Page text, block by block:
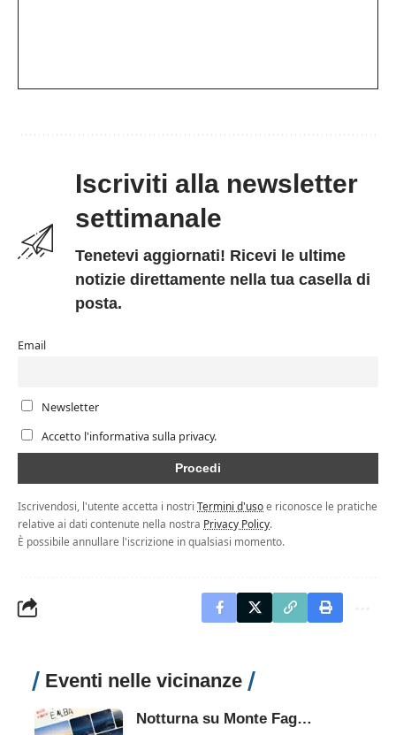
Iscriviti alla newsletter
settimanale
Tenetevi aggiornati! Ricevi le ultime
notizie direttamente nella tua casella di
posta.
Email
Newsletter
Accetto l'informativa sulla privacy.
Iscrivendosi, l'utente accetta i nostri Termini d'usoe riconosce le pratiche
relative ai dati contenute nella nostra Privacy Policy.
È possibile annullare l'iscrizione in qualsiasi momento.
Eventi nelle vicinanze
Notturna su Monte Faggeto